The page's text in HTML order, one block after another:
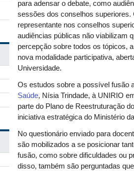
para adensar o debate, como
sessões dos conselhos superiores.
representante nos conselhos
audiências públicas não viabilizam
percepção sobre todos os tópicos,
nova modalidade participativa,
Universidade.
Os estudos sobre a possível fusão
Saúde, Nísia Trindade, à UNIRIO
parte do Plano de Reestruturação
iniciativa estratégica do Ministério
No questionário enviado para
são mobilizados a se posicionar
fusão, como sobre dificuldades ou
disso, também são perguntadas